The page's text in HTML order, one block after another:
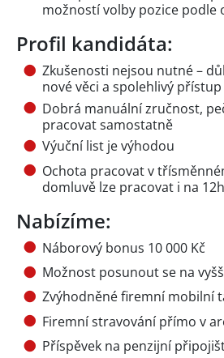
možností volby pozice podle
Profil kandidáta:
Zkušenosti nejsou nutné –
nové věci a spolehlivý
Dobrá manuální zručnost,
pracovat samostatně
Výuční list je výhodou
Ochota pracovat v
domluvě lze pracovat i na
Nabízíme:
Náborový bonus 10 000 Kč
Možnost posunout se na
Zvýhodněné firemní mobilní
Firemní stravování přímo v
Příspěvek na penzijní